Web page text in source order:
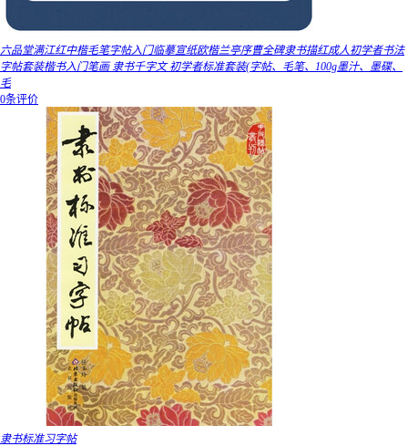
六品堂满江红中楷毛笔字帖入门临摹宣纸欧楷兰亭序曹全碑隶书描红成人初学者书法
字帖套装楷书入门笔画 隶书千字文 初学者标准套装(字帖、毛笔、100g墨汁、墨碟、
毛
0条评价
隶书标准习字帖